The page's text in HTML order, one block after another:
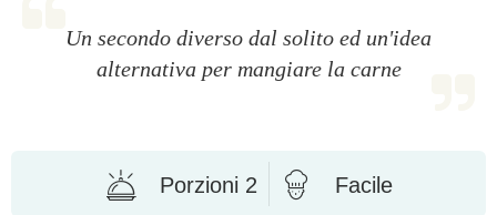
Un secondo diverso dal solito ed un'idea
alternativa per mangiare la carne
Porzioni 2 Facile